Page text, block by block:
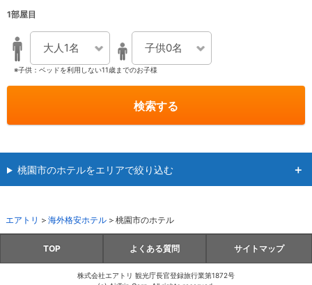
1部屋目
大人1名 子供0名
※子供：ベッドを利用しない11歳までのお子様
検索する
桃園市のホテルをエリアで絞り込む
エアトリ 海外格安ホテル 桃園市のホテル
TOP よくある質問 サイトマップ
株式会社エアトリ 観光庁長官登録旅行業第1872号